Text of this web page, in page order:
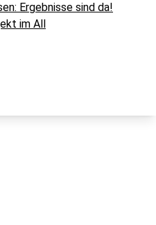
Ergebnisse sind da!
im All